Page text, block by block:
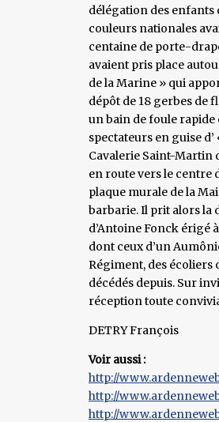
délégation des enfants
couleurs nationales
centaine de porte-
avaient pris place
de la Marine » qui
dépôt de 18 gerbes de
un bain de foule rapide
spectateurs en guise
Cavalerie Saint-Martin
en route vers le centre
plaque murale de la
barbarie. Il prit alors la
d’Antoine Fonck érigé
dont ceux d’un
Régiment, des écoliers
décédés depuis. Sur
réception toute
DETRY François
Voir aussi :
http://
http://
http://